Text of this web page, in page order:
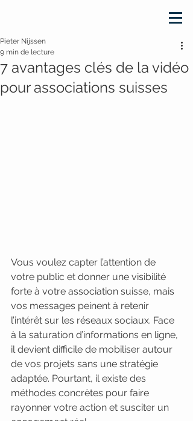
7 avantages clés de la vidéo
pour associations suisses
Pieter Nijssen
9 min de lecture
Vous voulez capter l’attention de
votre public et donner une visibilité
forte à votre association suisse, mais
vos messages peinent à retenir
l’intérêt sur les réseaux sociaux. Face
à la saturation d’informations en ligne,
il devient difficile de mobiliser autour
de vos projets sans une stratégie
adaptée. Pourtant, il existe des
méthodes concrètes pour faire
rayonner votre action et susciter un